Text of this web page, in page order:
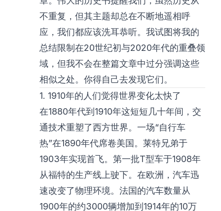
不重复，但其主题却总在不断地遥相呼
应，我们都应该洗耳恭听。我试图将我的
总结限制在20世纪初与2020年代的重叠领
域，但我不会在整篇文章中过分强调这些
相似之处。你得自己去发现它们。
1. 1910年的人们觉得世界变化太快了
在1880年代到1910年这短短几十年间，交
通技术重塑了西方世界。一场“自行车
热”在1890年代席卷美国。莱特兄弟于
1903年实现首飞。第一批T型车于1908年
从福特的生产线上驶下。在欧洲，汽车迅
速改变了物理环境。法国的汽车数量从
1900年的约3000辆增加到1914年的10万